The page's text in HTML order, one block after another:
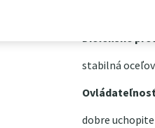
Dielenské
stabilná
Ovládateľnosť
dobre